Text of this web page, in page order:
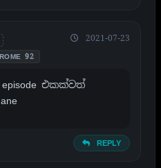
92
2021-07-23
එකක්වත්
REPLY